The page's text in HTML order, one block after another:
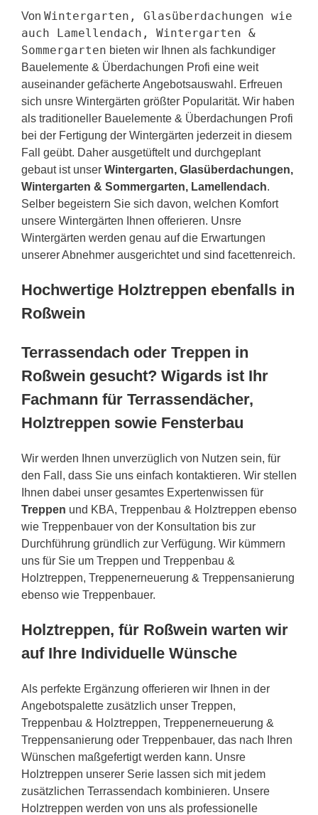
Von Wintergarten, Glasüberdachungen wie
auch Lamellendach, Wintergarten &
Sommergarten bieten wir Ihnen als fachkundiger
Bauelemente & Überdachungen Profi eine weit
auseinander gefächerte Angebotsauswahl. Erfreuen
sich unsre Wintergärten größter Popularität. Wir haben
als traditioneller Bauelemente & Überdachungen Profi
bei der Fertigung der Wintergärten jederzeit in diesem
Fall geübt. Daher ausgetüftelt und durchgeplant
gebaut ist unser Wintergarten, Glasüberdachungen,
Wintergarten & Sommergarten, Lamellendach.
Selber begeistern Sie sich davon, welchen Komfort
unsere Wintergärten Ihnen offerieren. Unsre
Wintergärten werden genau auf die Erwartungen
unserer Abnehmer ausgerichtet und sind facettenreich.
Hochwertige Holztreppen ebenfalls in
Roßwein
Terrassendach oder Treppen in
Roßwein gesucht? Wigards ist Ihr
Fachmann für Terrassendächer,
Holztreppen sowie Fensterbau
Wir werden Ihnen unverzüglich von Nutzen sein, für
den Fall, dass Sie uns einfach kontaktieren. Wir stellen
Ihnen dabei unser gesamtes Expertenwissen für
Treppen und KBA, Treppenbau & Holztreppen ebenso
wie Treppenbauer von der Konsultation bis zur
Durchführung gründlich zur Verfügung. Wir kümmern
uns für Sie um Treppen und Treppenbau &
Holztreppen, Treppenerneuerung & Treppensanierung
ebenso wie Treppenbauer.
Holztreppen, für Roßwein warten wir
auf Ihre Individuelle Wünsche
Als perfekte Ergänzung offerieren wir Ihnen in der
Angebotspalette zusätzlich unser Treppen,
Treppenbau & Holztreppen, Treppenerneuerung &
Treppensanierung oder Treppenbauer, das nach Ihren
Wünschen maßgefertigt werden kann. Unsre
Holztreppen unserer Serie lassen sich mit jedem
zusätzlichen Terrassendach kombinieren. Unsere
Holztreppen werden von uns als professionelle